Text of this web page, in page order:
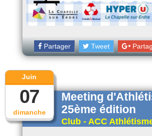
Partager Tweet
dimanche
Juin
07
Meeting
25ème édition
Club - ACC